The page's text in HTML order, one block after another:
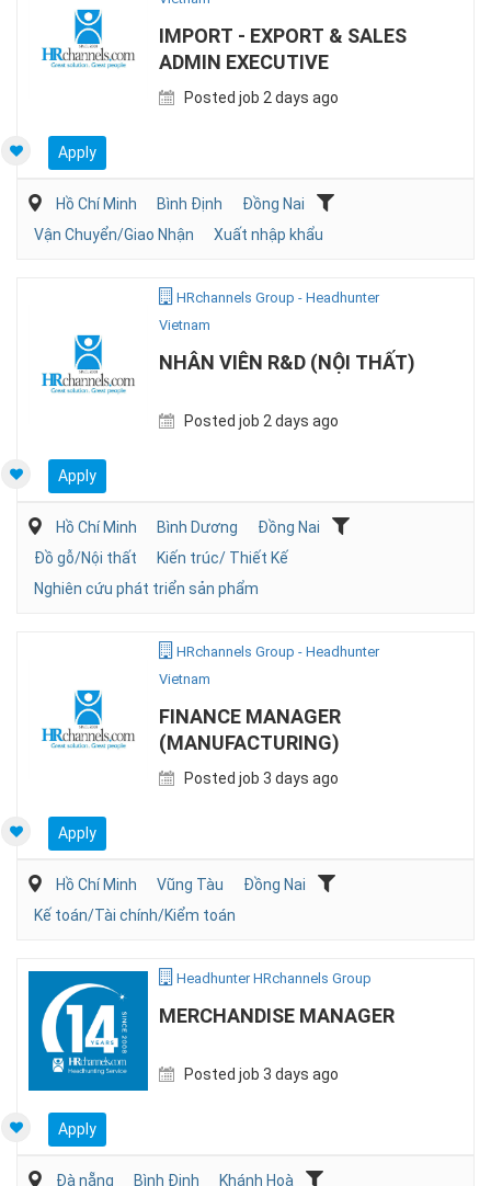
IMPORT - EXPORT & SALES
ADMIN EXECUTIVE
Posted job 2 days ago
Apply
Hồ Chí Minh Bình Định
Đồng Nai
Vận Chuyển/Giao Nhận
Xuất nhập khẩu
HRchannels Group - Headhunter
Vietnam
NHÂN VIÊN R&D (NỘI THẤT)
Posted job 2 days ago
Apply
Hồ Chí Minh Bình Dương
Đồng Nai
Đồ gỗ/Nội thất
Kiến trúc/ Thiết Kế
Nghiên cứu phát triển sản phẩm
HRchannels Group - Headhunter
Vietnam
FINANCE MANAGER
(MANUFACTURING)
Posted job 3 days ago
Apply
Hồ Chí Minh Vũng Tàu
Đồng Nai
Kế toán/Tài chính/Kiểm toán
Headhunter HRchannels Group
MERCHANDISE MANAGER
Posted job 3 days ago
Apply
Đà nẵng Bình Định
Khánh Hoà